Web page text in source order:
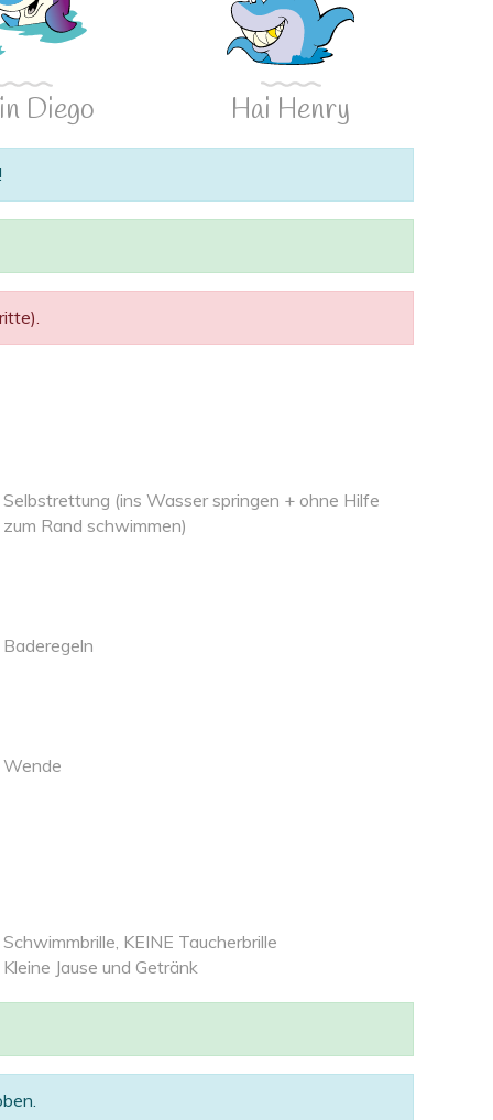
Diego Hai Henry
Selbstrettung (ins Wasser springen + ohne Hilfe
zum Rand schwimmen)
Baderegeln
Wende
Schwimmbrille, KEINE Taucherbrille
Kleine Jause und Getränk